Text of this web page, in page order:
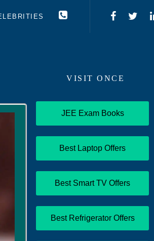
VISIT ONCE
JEE Exam Books
Best Laptop Offers
Best Smart TV Offers
Best Refrigerator Offers